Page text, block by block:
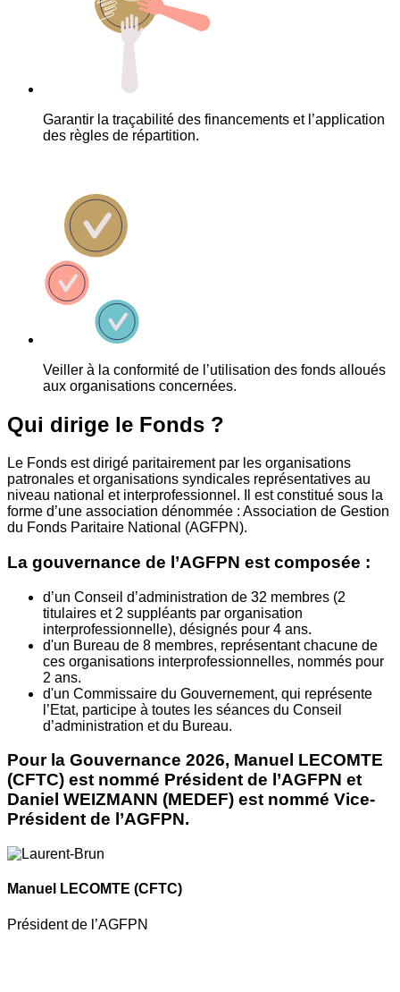
Garantir la traçabilité des financements et l’application
des règles de répartition.
Veiller à la conformité de l’utilisation des fonds alloués
aux organisations concernées.
Qui dirige le Fonds ?
Le Fonds est dirigé paritairement par les organisations
patronales et organisations syndicales représentatives au
niveau national et interprofessionnel. Il est constitué sous la
forme d’une association dénommée : Association de Gestion
du Fonds Paritaire National (AGFPN).
La gouvernance de l’AGFPN est composée :
d’un Conseil d’administration de 32 membres (2
titulaires et 2 suppléants par organisation
interprofessionnelle), désignés pour 4 ans.
d'un Bureau de 8 membres, représentant chacune de
ces organisations interprofessionnelles, nommés pour
2 ans.
d'un Commissaire du Gouvernement, qui représente
l’Etat, participe à toutes les séances du Conseil
d’administration et du Bureau.
Pour la Gouvernance 2026, Manuel LECOMTE
(CFTC) est nommé Président de l’AGFPN et
Daniel WEIZMANN (MEDEF) est nommé Vice-
Président de l’AGFPN.
Manuel LECOMTE (CFTC)
Président de l’AGFPN